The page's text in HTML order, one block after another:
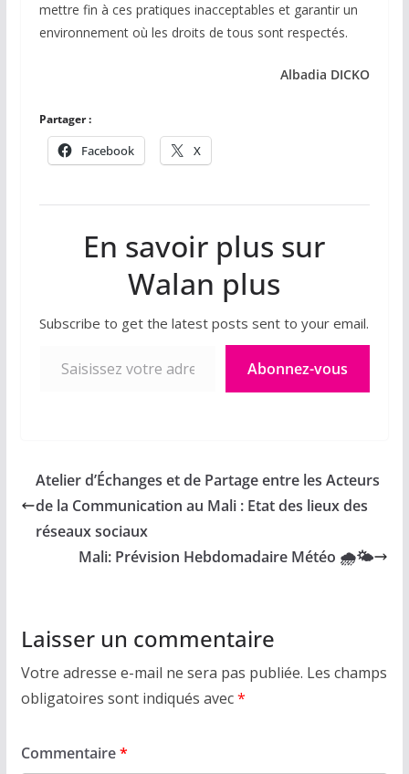
mettre fin à ces pratiques inacceptables et garantir un
environnement où les droits de tous sont respectés.
Albadia DICKO
Partager :
Facebook X
En savoir plus sur
Walan plus
Subscribe to get the latest posts sent to your email.
Abonnez-vous
Atelier d’Échanges et de Partage entre les Acteurs
de la Communication au Mali : Etat des lieux des
réseaux sociaux
Mali: Prévision Hebdomadaire Météo 🌧🌤
Laisser un commentaire
Votre adresse e-mail ne sera pas publiée. Les champs
obligatoires sont indiqués avec*
Commentaire*